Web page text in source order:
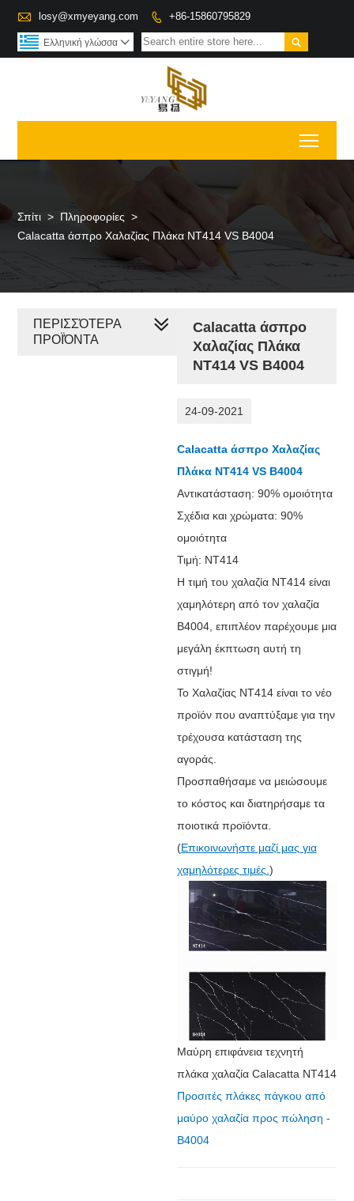
 losy@xmyeyang.com  +86-15860795829

Ελληνική γλώσσα 
Σπίτι > Πληροφορίες >
Calacatta άσπρο Χαλαζίας Πλάκα NT414 VS B4004
Calacatta άσπρο
Χαλαζίας Πλάκα
NT414 VS B4004
24-09-2021
Calacatta άσπρο Χαλαζίας
Πλάκα NT414 VS B4004
Αντικατάσταση: 90% ομοιότητα
Σχέδια και χρώματα: 90%
ομοιότητα
Τιμή: NT414
Η τιμή του χαλαζία NT414 είναι
χαμηλότερη από τον χαλαζία
B4004, επιπλέον παρέχουμε μια
μεγάλη έκπτωση αυτή τη
στιγμή!
Το Χαλαζίας NT414 είναι το νέο
προϊόν που αναπτύξαμε για την
τρέχουσα κατάσταση της
αγοράς.
Προσπαθήσαμε να μειώσουμε
το κόστος και διατηρήσαμε τα
ποιοτικά προϊόντα.
(Επικοινωνήστε μαζί μας για
χαμηλότερες τιμές. )
Μαύρη επιφάνεια τεχνητή
πλάκα χαλαζία Calacatta NT414
Προσιτές πλάκες πάγκου από
μαύρο χαλαζία προς πώληση -
B4004
ΠΕΡΙΣΣΌΤΕΡΑ
ΠΡΟΪΌΝΤΑ